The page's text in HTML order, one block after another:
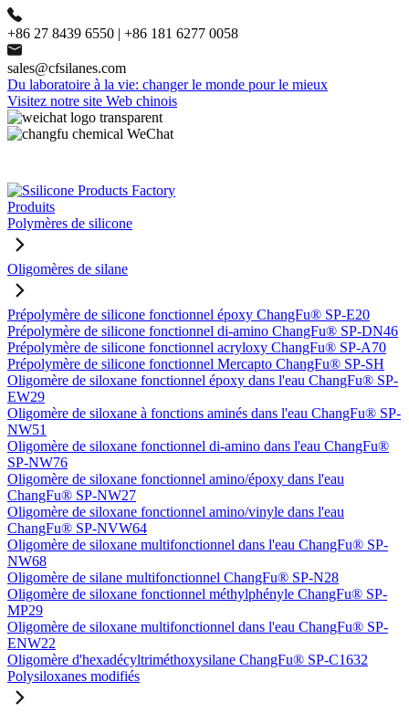
+86 27 8439 6550 | +86 181 6277 0058
sales@cfsilanes.com
Du laboratoire à la vie: changer le monde pour le mieux
Visitez notre site Web chinois
Produits
Polymères de silicone
Oligomères de silane
Prépolymère de silicone fonctionnel époxy ChangFu® SP-E20
Prépolymère de silicone fonctionnel di-amino ChangFu® SP-DN46
Prépolymère de silicone fonctionnel acryloxy ChangFu® SP-A70
Prépolymère de silicone fonctionnel Mercapto ChangFu® SP-SH
Oligomère de siloxane fonctionnel époxy dans l'eau ChangFu® SP-
EW29
Oligomère de siloxane à fonctions aminés dans l'eau ChangFu® SP-
NW51
Oligomère de siloxane fonctionnel di-amino dans l'eau ChangFu®
SP-NW76
Oligomère de siloxane fonctionnel amino/époxy dans l'eau
ChangFu® SP-NW27
Oligomère de siloxane fonctionnel amino/vinyle dans l'eau
ChangFu® SP-NVW64
Oligomère de siloxane multifonctionnel dans l'eau ChangFu® SP-
NW68
Oligomère de silane multifonctionnel ChangFu® SP-N28
Oligomère de siloxane fonctionnel méthylphényle ChangFu® SP-
MP29
Oligomère de siloxane multifonctionnel dans l'eau ChangFu® SP-
ENW22
Oligomère d'hexadécyltriméthoxysilane ChangFu® SP-C1632
Polysiloxanes modifiés